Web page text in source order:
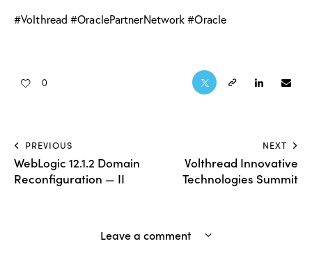
#Volthread #OraclePartnerNetwork #Oracle
0
PREVIOUS
WebLogic 12.1.2 Domain
Reconfiguration — II
NEXT
Volthread Innovative
Technologies Summit
Leave a comment